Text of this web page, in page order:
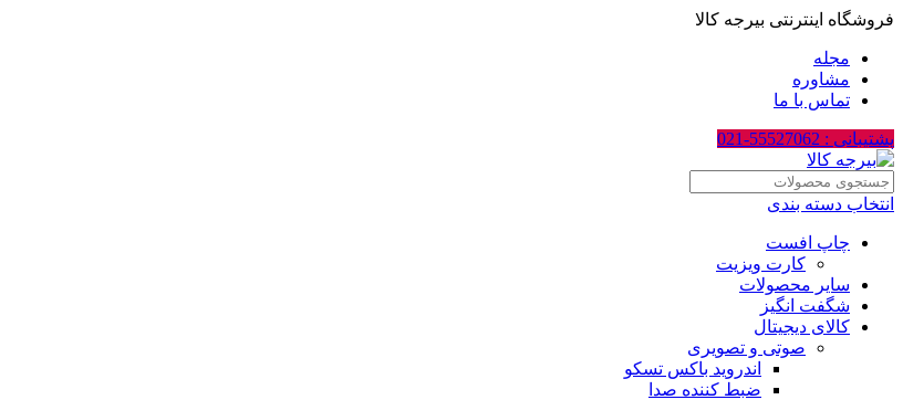
فروشگاه اینترنتی بیرجه کالا
مجله
مشاوره
تماس با ما
پشتیبانی : 55527062-021
انتخاب دسته بندی
چاپ افست
کارت ویزیت
سایر محصولات
شگفت انگیز
کالای دیجیتال
صوتی و تصویری
اندروید باکس تسکو
ضبط کننده صدا